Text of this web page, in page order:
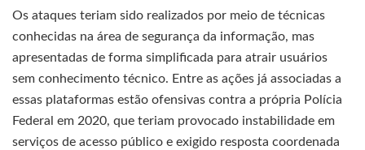
Os ataques teriam sido realizados por meio de técnicas
conhecidas na área de segurança da informação, mas
apresentadas de forma simplificada para atrair usuários
sem conhecimento técnico. Entre as ações já associadas a
essas plataformas estão ofensivas contra a própria Polícia
Federal em 2020, que teriam provocado instabilidade em
serviços de acesso público e exigido resposta coordenada